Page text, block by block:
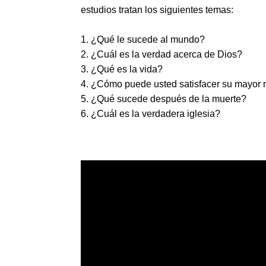
estudios tratan los siguientes temas:
1. ¿Qué le sucede al mundo?
2. ¿Cuál es la verdad acerca de Dios?
3. ¿Qué es la vida?
4. ¿Cómo puede usted satisfacer su mayor
5. ¿Qué sucede después de la muerte?
6. ¿Cuál es la verdadera iglesia?